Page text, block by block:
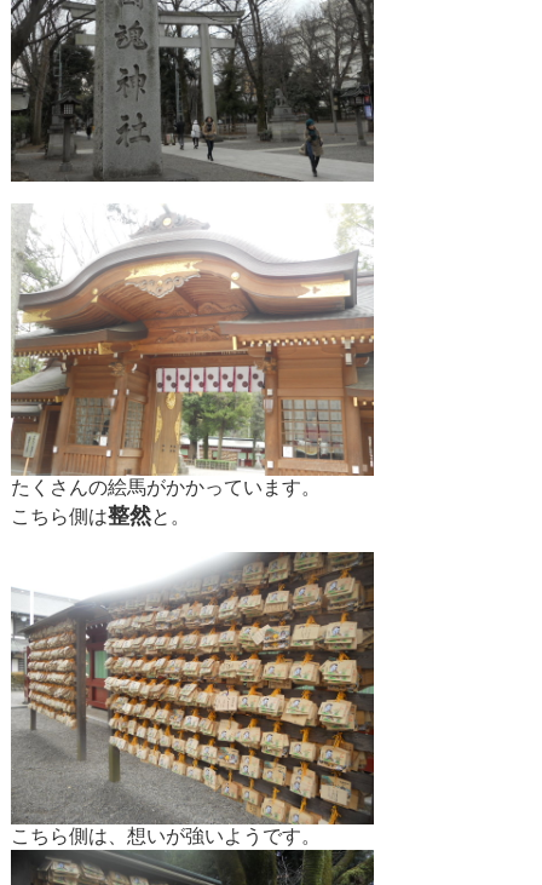
たくさんの絵馬がかかっています。
こちら側は整然と。
こちら側は、想いが強いようです。